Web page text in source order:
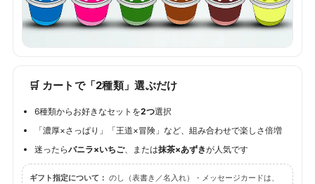
🛒 カートで「2種類」選ぶだけ
6種類からお好きなセットを2つ選択
「濃厚×さっぱり」「王道×冒険」など、組み合わせで楽しさ倍増
迷ったらバニラ×いちご、または抹茶×あずきが人気です
ギフト指定について： のし（表書き／名入れ）・メッセージカードは、